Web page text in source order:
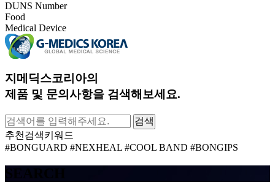
DUNS Number
Food
Medical Device
지메딕스코리아의
제품 및 문의사항을 검색해보세요.
검색
추천검색키워드
#BONGUARD #NEXHEAL #COOL BAND #BONGIPS